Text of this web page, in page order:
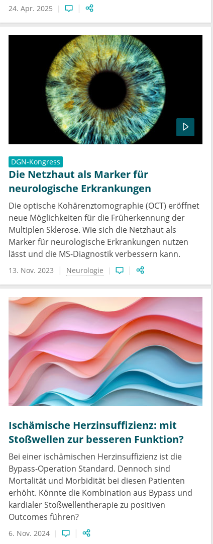
24. Apr. 2025
DGN-Kongress
Die Netzhaut als Marker für
neurologische Erkrankungen
Die optische Kohärenztomographie (OCT) eröffnet
neue Möglichkeiten für die Früherkennung der
Multiplen Sklerose. Wie sich die Netzhaut als
Marker für neurologische Erkrankungen nutzen
lässt und die MS-Diagnostik verbessern kann.
13. Nov. 2023 Neurologie
Ischämische Herzinsuffizienz: mit
Stoßwellen zur besseren Funktion?
Bei einer ischämischen Herzinsuffizienz ist die
Bypass-Operation Standard. Dennoch sind
Mortalität und Morbidität bei diesen Patienten
erhöht. Könnte die Kombination aus Bypass und
kardialer Stoßwellentherapie zu positiven
Outcomes führen?
6. Nov. 2024